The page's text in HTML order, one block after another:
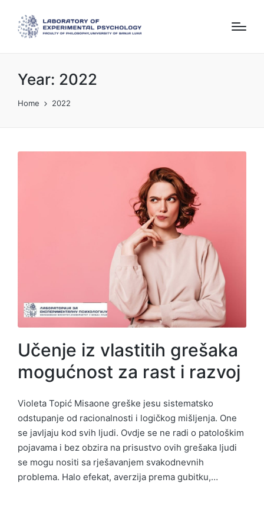
Year: 2022
Home 2022
Učenje iz vlastitih grešaka
mogućnost za rast i razvoj
Violeta Topić Misaone greške jesu sistematsko
odstupanje od racionalnosti i logičkog mišljenja. One
se javljaju kod svih ljudi. Ovdje se ne radi o patološkim
pojavama i bez obzira na prisustvo ovih grešaka ljudi
se mogu nositi sa rješavanjem svakodnevnih
problema. Halo efekat, averzija prema gubitku,…